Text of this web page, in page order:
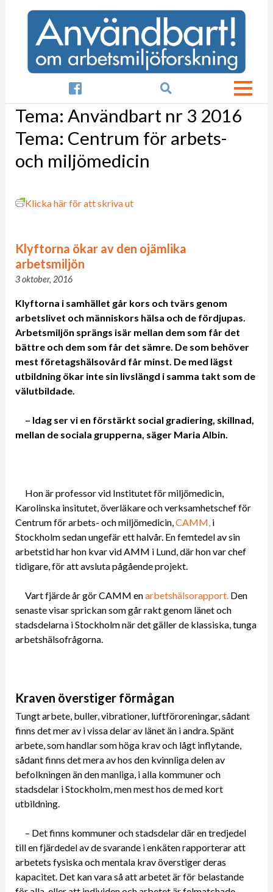

Tema: Användbart nr 3 2016
Tema: Centrum för arbets-
och miljömedicin
Klicka här för att skriva ut
Klyftorna ökar av den ojämlika
arbetsmiljön
3 oktober, 2016
Klyftorna i samhället går kors och tvärs genom
arbetslivet och människors hälsa och de fördjupas.
Arbetsmiljön sprängs isär mellan dem som får det
bättre och dem som får det sämre. De som behöver
mest företagshälsovård får minst. De med lägst
utbildning ökar inte sin livslängd i samma takt som de
välutbildade.
– Idag ser vi en förstärkt social gradiering, skillnad,
mellan de sociala grupperna, säger Maria Albin.
Hon är professor vid Institutet för miljömedicin,
Karolinska insitutet, överläkare och verksamhetschef för
Centrum för arbets- och miljömedicin, CAMM, i
Stockholm sedan ungefär ett halvår. En femtedel av sin
arbetstid har hon kvar vid AMM i Lund, där hon var chef
tidigare, för att avsluta pågående projekt.
Vart fjärde år gör CAMM enarbetshälsorapport. Den
senaste visar sprickan som går rakt genom länet och
stadsdelarna i Stockholm när det gäller de klassiska, tunga
arbetshälsofrågorna.
Kraven överstiger förmågan
Tungt arbete, buller, vibrationer, luftföroreningar, sådant
finns det mer av i vissa delar av länet än i andra. Spänt
arbete, som handlar som höga krav och lågt inflytande,
sådant finns det mera av hos den kvinnliga delen av
befolkningen än den manliga, i alla kommuner och
stadsdelar i Stockholm, men mest hos de med kort
utbildning.
– Det finns kommuner och stadsdelar där en tredjedel
till en fjärdedel av de svarande i enkäten rapporterar att
arbetets fysiska och mentala krav överstiger deras
kapacitet. Det kan vara så att arbetet är för belastande